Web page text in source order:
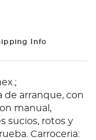
Info
de arranque, con
manual,
sucios, rotos y
Carroceria: